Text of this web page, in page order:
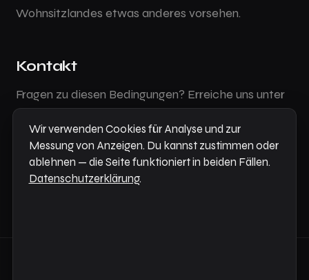
Wohnsitzlandes etwas anderes vorsehen.
Kontakt
Fragen zu diesen Bedingungen? Erreiche uns unter
Infonet AS· Suurtüki 8, 10133 Tallinn, Estonia ·
Registry code: 10096260
Wir verwenden Cookies für Analyse und zur
Messung von Anzeigen. Du kannst zustimmen oder
ablehnen — die Seite funktioniert in beiden Fällen.
Datenschutzerklärung.